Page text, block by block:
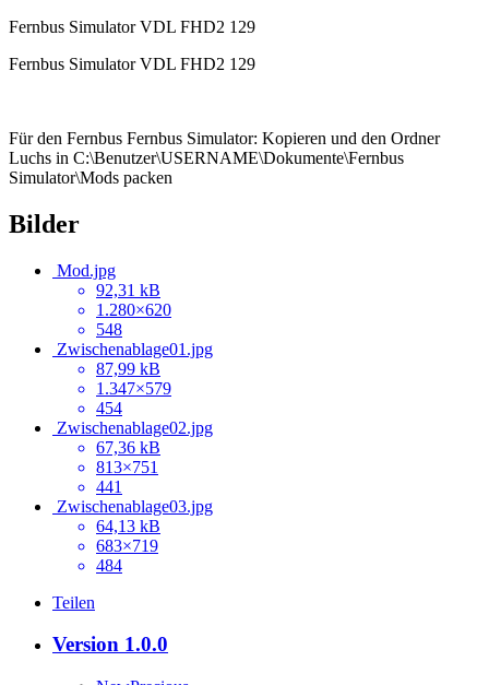
Fernbus Simulator VDL FHD2 129​
Fernbus Simulator VDL FHD2 129
Für den Fernbus Fernbus Simulator: Kopieren und den Ordner
Luchs in C:\Benutzer\USERNAME\Dokumente\Fernbus
Simulator\Mods packen
Bilder
Mod.jpg
92,31 kB
1.280×620
548
Zwischenablage01.jpg
87,99 kB
1.347×579
454
Zwischenablage02.jpg
67,36 kB
813×751
441
Zwischenablage03.jpg
64,13 kB
683×719
484
Teilen
Version 1.0.0